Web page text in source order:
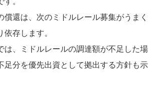
償還は、次のミドルレール募集がうまく
存します。
は、ミドルレールの調達額が不足した場
足分を優先出資として拠出する方針も示